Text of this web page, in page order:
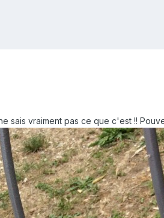
sais vraiment pas ce que c'est !!